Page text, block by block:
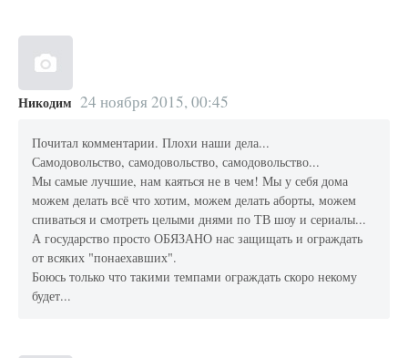
Никодим 24 ноября 2015, 00:45
Почитал комментарии. Плохи наши дела...
Самодовольство, самодовольство, самодовольство...
Мы самые лучшие, нам каяться не в чем! Мы у себя дома
можем делать всё что хотим, можем делать аборты, можем
спиваться и смотреть целыми днями по ТВ шоу и сериалы...
А государство просто ОБЯЗАНО нас защищать и ограждать
от всяких "понаехавших".
Боюсь только что такими темпами ограждать скоро некому
будет...